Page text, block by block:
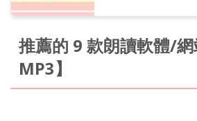
推薦的 9 款朗讀軟體/
MP3】